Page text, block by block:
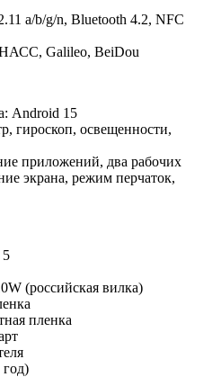
a/b/g/n, Bluetooth 4.2, NFC
Galileo, BeiDou
Android 15
гироскоп, освещенности,
приложений, два рабочих
экрана, режим перчаток,
5
(российская вилка)
пленка